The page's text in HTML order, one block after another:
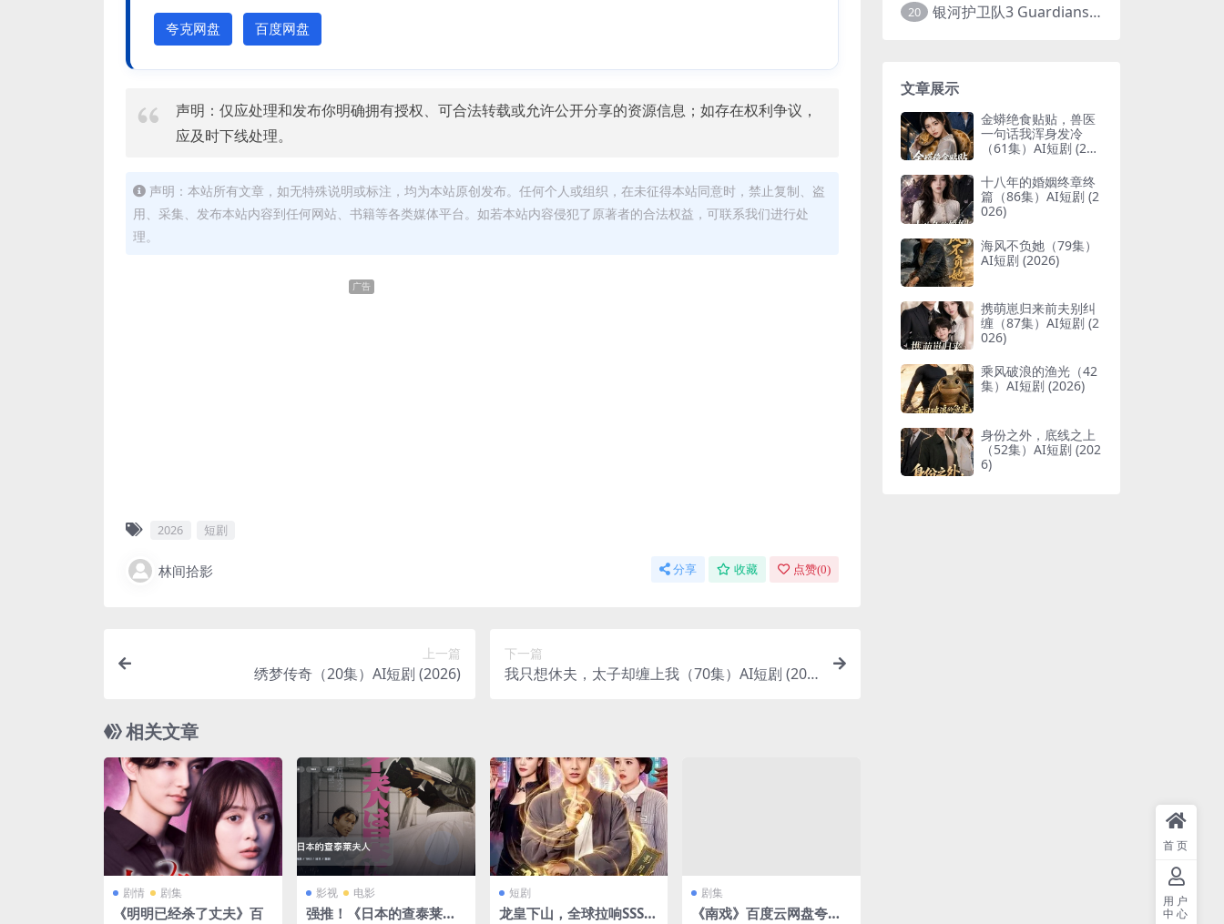
夸克网盘 百度网盘
声明：仅应处理和发布你明确拥有授权、可合法转载或允许公开分享的资源信息；如存在权利争议，
应及时下线处理。
声明：本站所有文章，如无特殊说明或标注，均为本站原创发布。任何个人或组织，在未征得本站同意时，禁止复制、盗
用、采集、发布本站内容到任何网站、书籍等各类媒体平台。如若本站内容侵犯了原著者的合法权益，可联系我们进行处
理。
广告
2026 短剧
林间拾影 分享 收藏 点赞(0)
上一篇
绣梦传奇（20集）AI短剧 (2026)
下一篇
我只想休夫，太子却缠上我（70集）AI短剧 (202
相关文章
剧情 剧集
《明明已经杀了丈夫》百
影视 电影
强推！《日本的查泰莱夫
短剧
龙皇下山，全球拉响SSS级
剧集
《南戏》百度云网盘夸克
20 银河护卫队3 Guardians of the Galaxy Vol. 3 (2023)4K高清资源1080p只分享精品
文章展示
金蟒绝食贴贴，兽医
一句话我浑身发冷
（61集）AI短剧 (202
十八年的婚姻终章终
篇（86集）AI短剧 (2
026)
海风不负她（79集）
AI短剧 (2026)
携萌崽归来前夫别纠
缠（87集）AI短剧 (2
026)
乘风破浪的渔光（42
集）AI短剧 (2026)
身份之外，底线之上
（52集）AI短剧 (202
6)
首页
用户
中心